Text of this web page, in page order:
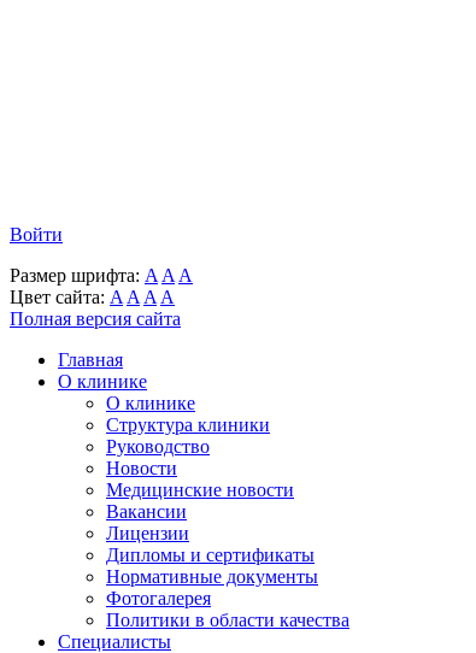
Войти
Размер шрифта: A A A
Цвет сайта: A A A A
Полная версия сайта
Главная
О клинике
О клинике
Структура клиники
Руководство
Новости
Медицинские новости
Вакансии
Лицензии
Дипломы и сертификаты
Нормативные документы
Фотогалерея
Политики в области качества
Специалисты